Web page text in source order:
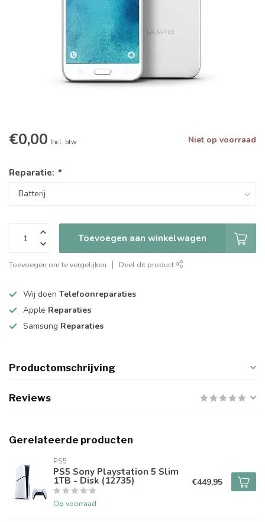
€0,00 Incl. btw Niet op voorraad
Reparatie: *
Toevoegen aan winkelwagen
Toevoegen om te vergelijken Deel dit product
Wij doen Telefoonreparaties
Apple Reparaties
Samsung Reparaties
Productomschrijving
Reviews
Gerelateerde producten
PS5
PS5 Sony Playstation 5 Slim
1TB - Disk (12735)
Op voorraad
€449,95